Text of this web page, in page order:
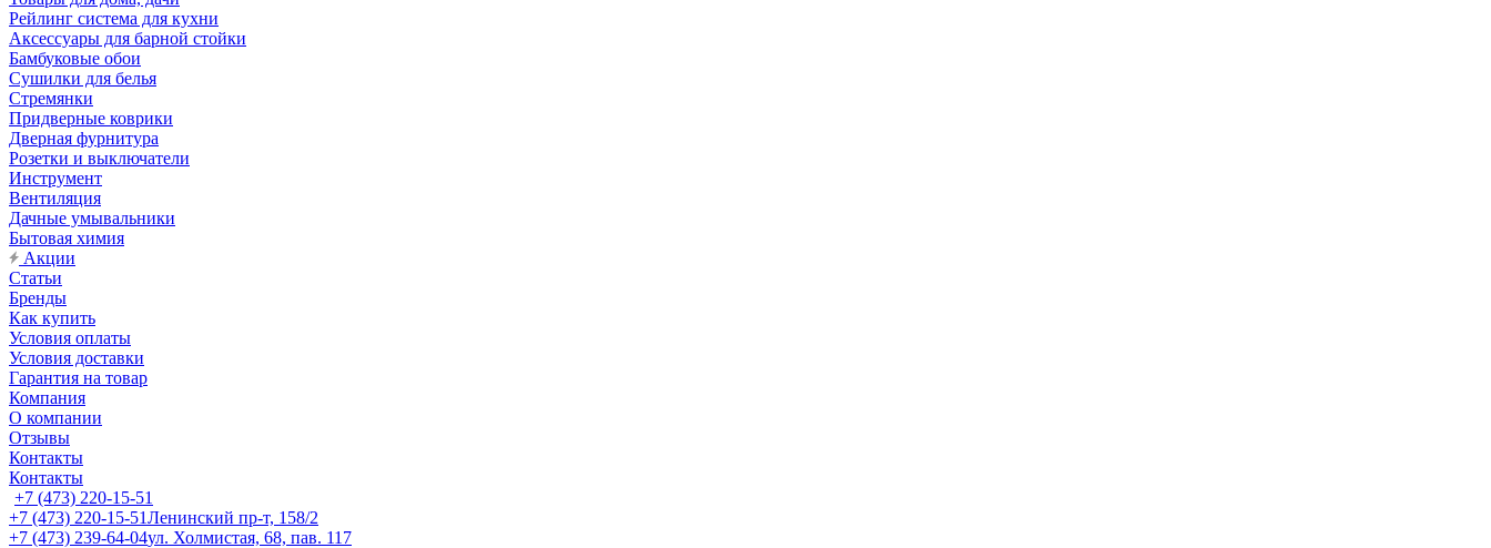
Рейлинг система для кухни
Аксессуары для барной стойки
Бамбуковые обои
Сушилки для белья
Стремянки
Придверные коврики
Дверная фурнитура
Розетки и выключатели
Инструмент
Вентиляция
Дачные умывальники
Бытовая химия
Акции
Статьи
Бренды
Как купить
Условия оплаты
Условия доставки
Гарантия на товар
Компания
О компании
Отзывы
Контакты
Контакты
+7 (473) 220-15-51
+7 (473) 220-15-51Ленинский пр-т, 158/2
+7 (473) 239-64-04ул. Холмистая, 68, пав. 117